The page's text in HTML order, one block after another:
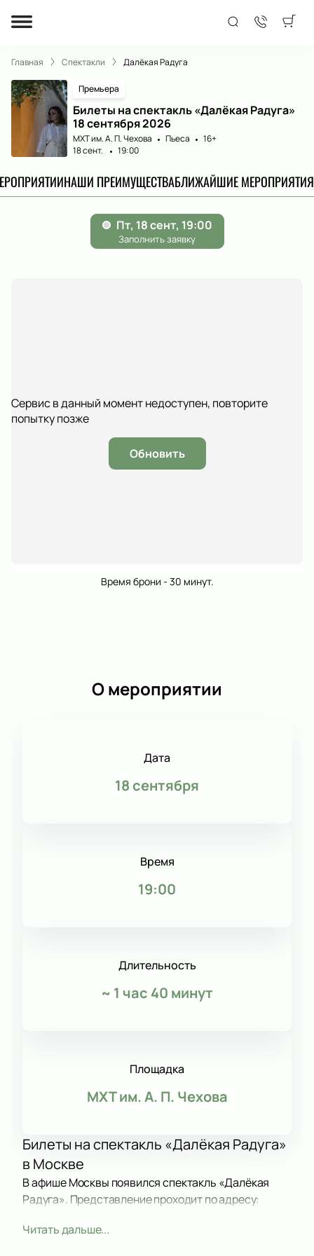
Главная Спектакли Далёкая Радуга
Премьера
Билеты на спектакль «Далёкая Радуга»
18 сентября 2026
МХТ им. А. П. Чехова Пьеса
16+
18 сент.
19:00
НАШИ ПРЕИМУЩЕСТВАБЛИЖАЙШИЕ МЕРОПРИЯТИЯ
Сервис в данный момент недоступен, повторите
попытку позже
Обновить
Время брони - 30 минут.
О мероприятии
Дата
18 сентября
Время
19:00
Длительность
~ 1 час 40 минут
Площадка
МХТ им. А. П. Чехова
Билеты на спектакль «Далёкая Радуга»
в Москве
В афише Москвы появился спектакль «Далёкая
Радуга». Представление проходит по адресу:
репертуар сезона и идет на одной из известных
Читать дальше...